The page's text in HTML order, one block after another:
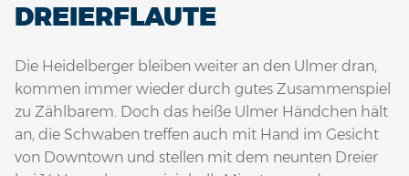
REIERFLAUTE
Die Heidelberger bleiben weiter an den Ulmer dran,
kommen immer wieder durch gutes Zusammenspiel
zu Zählbarem. Doch das heiße Ulmer Händchen hält
an, die Schwaben treffen auch mit Hand im Gesicht
von Downtown und stellen mit dem neunten Dreier